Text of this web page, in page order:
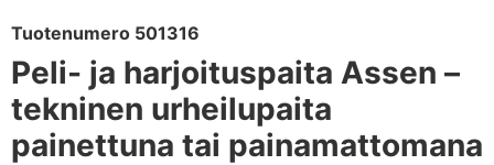
Tuotenumero 501316
Peli- ja harjoituspaita Assen –
tekninen urheilupaita
painettuna tai painamattomana